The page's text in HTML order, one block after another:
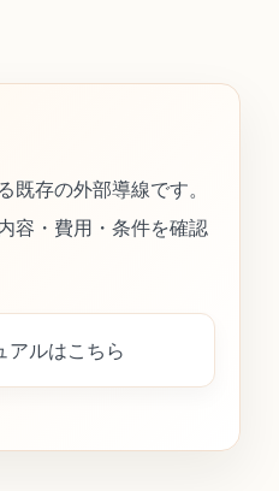
既存の外部導線です。
容・費用・条件を確認
アルはこちら